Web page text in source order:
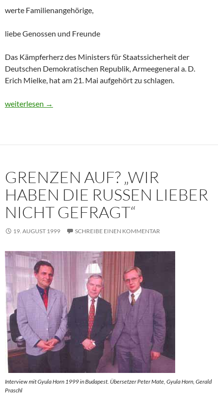
werte Familienangehörige,
liebe Genossen und Freunde
Das Kämpferherz des Ministers für Staatssicherheit der
Deutschen Demokratischen Republik, Armeegeneral a. D.
Erich Mielke, hat am 21. Mai aufgehört zu schlagen.
Historisches Dokument: Die Trauerrede für Erich Mielke (1907-
weiterlesen →
GRENZEN AUF? „WIR
HABEN DIE RUSSEN LIEBER
NICHT GEFRAGT“
19. AUGUST 1999 SCHREIBE EINEN KOMMENTAR
Interview mit Gyula Horn 1999 in Budapest. Übersetzer Peter Mate, Gyula Horn, Gerald
Praschl